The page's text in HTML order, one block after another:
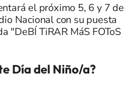
el próximo 5, 6 y 7 de
Nacional con su puesta
"DeBÍ TiRAR MáS FOToS
Día del Niño/a?